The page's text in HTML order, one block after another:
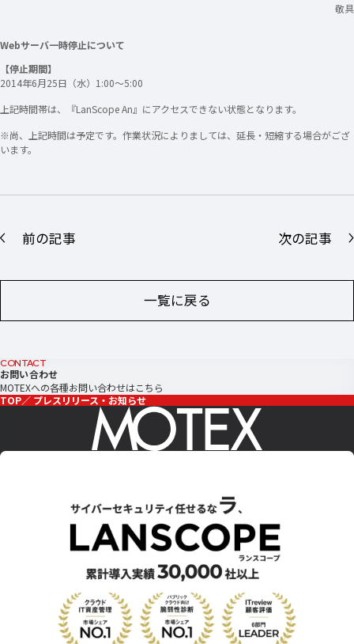
敬具
Webサーバ一時停止について
【停止期間】
2014年6月25日（水）1:00～5:00
上記時間帯は、『LanScope An』にアクセスできない状態となります。
※尚、上記時間は予定です。作業状況によりましては、延長・短縮する場合がござ
います。
前の記事
一覧に戻る
次の記事
CONTACT
お問い合わせ
MOTEXへの各種お問い合わせはこちら
TOP
プレスリリース・お知らせ